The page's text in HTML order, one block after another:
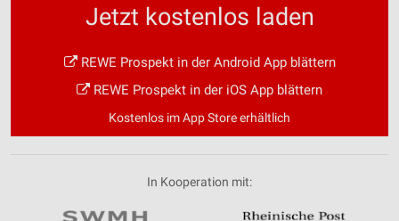
Jetzt kostenlos laden
REWE Prospekt in der Android App blättern
REWE Prospekt in der iOS App blättern
Kostenlos im App Store erhältlich
In Kooperation mit: